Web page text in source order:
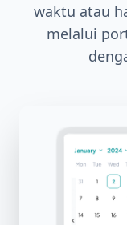
waktu atau
melalui